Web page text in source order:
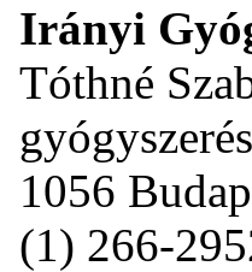
Irányi
Tóthné
1056
(1) 266-